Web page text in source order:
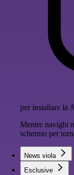
per installare la
Mentre navighi
schermo per
News viola
Esclusive